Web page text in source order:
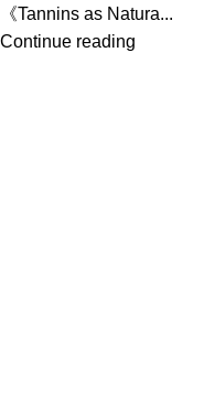
《Tannins as Natura...
Continue reading